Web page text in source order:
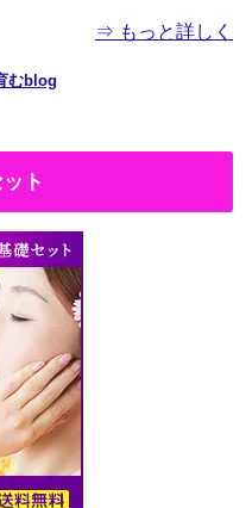
⇒ もっと詳しく
むblog
ト